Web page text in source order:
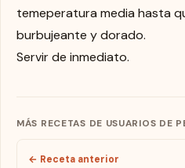
temeperatura media hasta
burbujeante y dorado.
Servir de inmediato.
MÁS RECETAS DE USUARIOS DE
← Receta anterior